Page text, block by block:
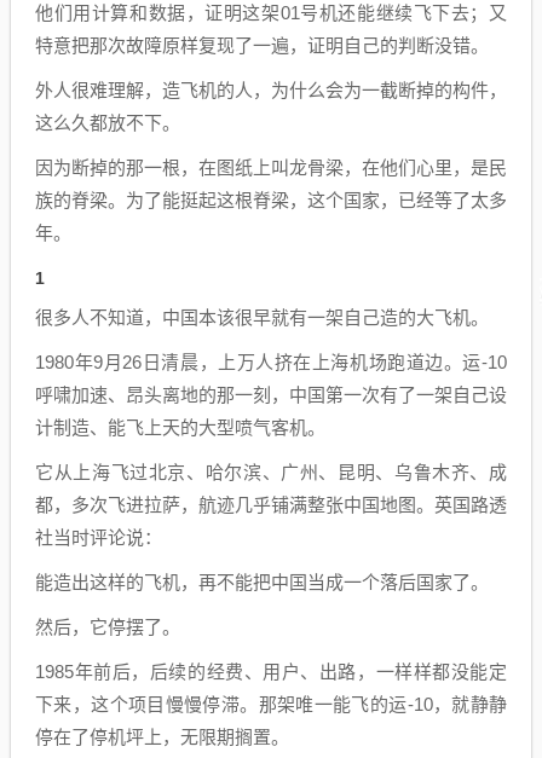
他们用计算和数据，证明这架01号机还能继续飞下去；又
特意把那次故障原样复现了一遍，证明自己的判断没错。
外人很难理解，造飞机的人，为什么会为一截断掉的构件，
这么久都放不下。
因为断掉的那一根，在图纸上叫龙骨梁，在他们心里，是民
族的脊梁。为了能挺起这根脊梁，这个国家，已经等了太多
年。
1
很多人不知道，中国本该很早就有一架自己造的大飞机。
1980年9月26日清晨，上万人挤在上海机场跑道边。运-10
呼啸加速、昂头离地的那一刻，中国第一次有了一架自己设
计制造、能飞上天的大型喷气客机。
它从上海飞过北京、哈尔滨、广州、昆明、乌鲁木齐、成
都，多次飞进拉萨，航迹几乎铺满整张中国地图。英国路透
社当时评论说：
能造出这样的飞机，再不能把中国当成一个落后国家了。
然后，它停摆了。
1985年前后，后续的经费、用户、出路，一样样都没能定
下来，这个项目慢慢停滞。那架唯一能飞的运-10，就静静
停在了停机坪上，无限期搁置。